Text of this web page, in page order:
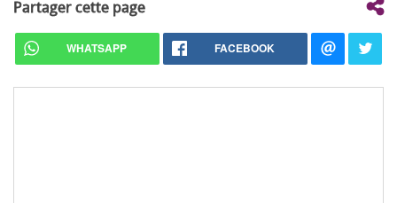
Partager cette page
WHATSAPP FACEBOOK